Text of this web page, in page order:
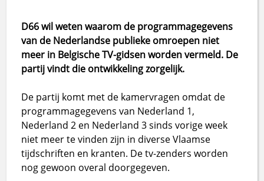
D66 wil weten waarom de programmagegevens
van de Nederlandse publieke omroepen niet
meer in Belgische TV-gidsen worden vermeld. De
partij vindt die ontwikkeling zorgelijk.
De partij komt met de kamervragen omdat de
programmagegevens van Nederland 1,
Nederland 2 en Nederland 3 sinds vorige week
niet meer te vinden zijn in diverse Vlaamse
tijdschriften en kranten. De tv-zenders worden
nog gewoon overal doorgegeven.